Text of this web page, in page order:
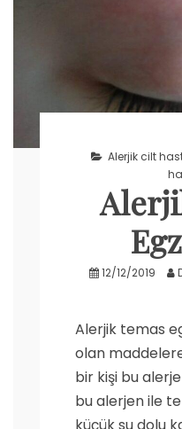
Alerjik cilt
12/12/2019
Alerjik temas
olan
bir kişi bu
bu alerjen ile
küçük su dolu